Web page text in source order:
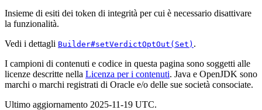
Insieme di esiti dei token di integrità per cui è necessario disattivare
la funzionalità.
Vedi i dettagli Builder#setVerdictOptOut(Set) .
I campioni di contenuti e codice in questa pagina sono soggetti alle
licenze descritte nella Licenza per i contenuti. Java e OpenJDK sono
marchi o marchi registrati di Oracle e/o delle sue società consociate.
Ultimo aggiornamento 2025-11-19 UTC.